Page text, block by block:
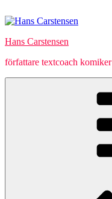
till
Hans Carstensen
författare textcoach komiker